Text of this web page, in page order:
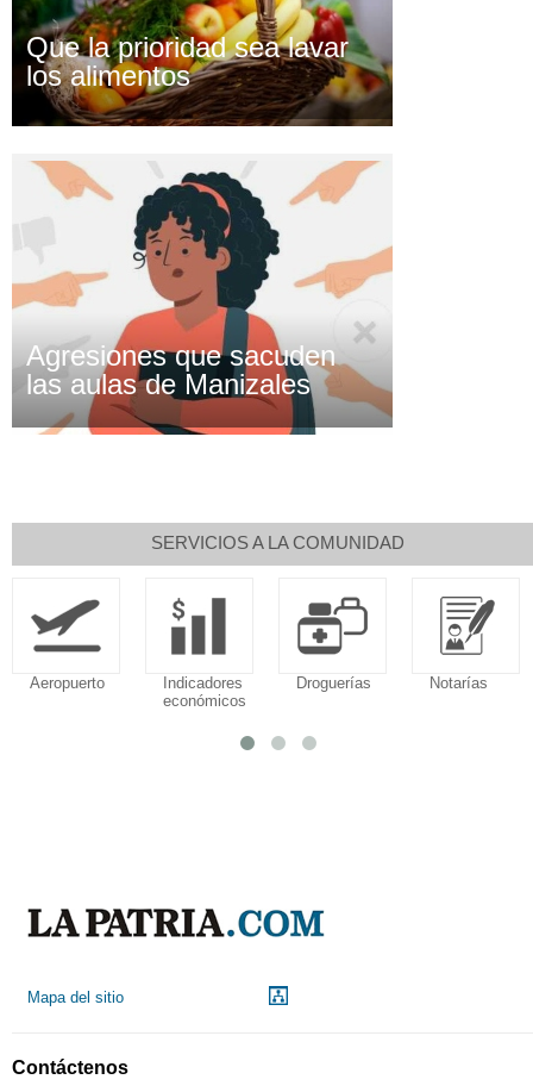
Que la prioridad sea lavar
los alimentos
Agresiones que sacuden
las aulas de Manizales
SERVICIOS A LA COMUNIDAD
Aeropuerto
Indicadores
económicos
Droguerías Notarías
Mapa del sitio
Contáctenos